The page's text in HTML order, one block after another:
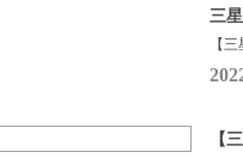
三
【
【